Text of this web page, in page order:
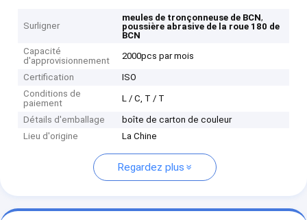
Surligner
meules de tronçonneuse de BCN,
poussière abrasive de la roue 180 de
BCN
Capacité
d'approvisionnement
2000pcs par mois
Certification
ISO
Conditions de
paiement
L / C, T / T
Détails d'emballage
boîte de carton de couleur
Lieu d'origine
La Chine
Regardez plus